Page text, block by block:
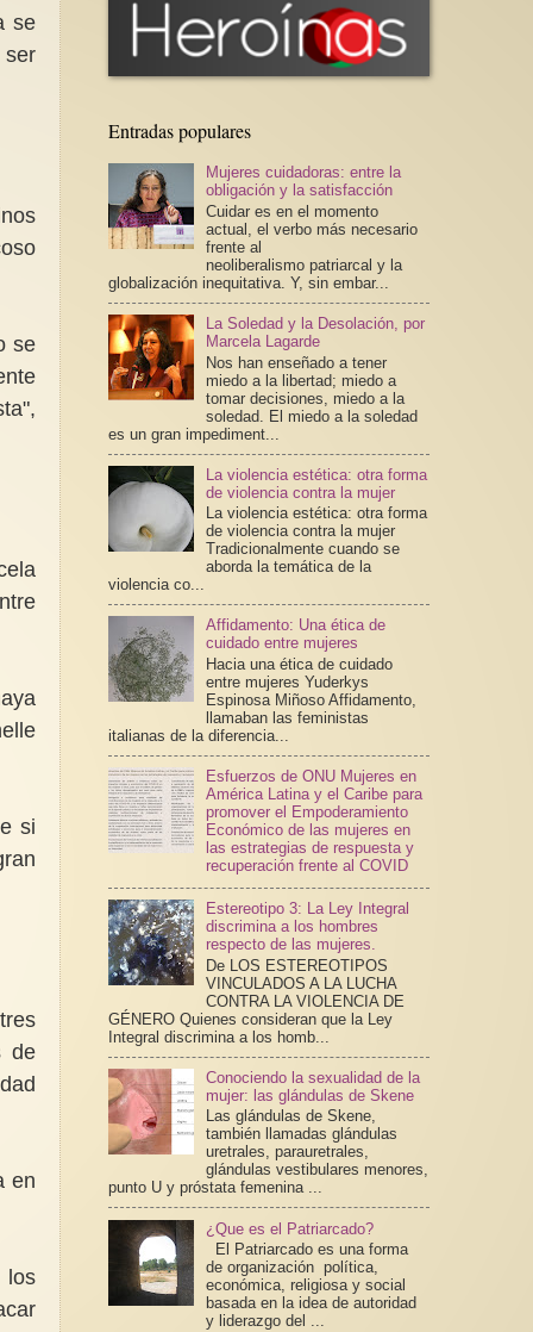
se
ser
se
si
de
en
los
Entradas populares
Mujeres cuidadoras: entre la
obligación y la satisfacción
Cuidar es en el momento
actual, el verbo más necesario
frente al
neoliberalismo patriarcal y la
globalización inequitativa. Y, sin embar...
La Soledad y la Desolación, por
Marcela Lagarde
Nos han enseñado a tener
miedo a la libertad; miedo a
tomar decisiones, miedo a la
soledad. El miedo a la soledad
es un gran impediment...
La violencia estética: otra forma
de violencia contra la mujer
La violencia estética: otra forma
de violencia contra la mujer
Tradicionalmente cuando se
aborda la temática de la
violencia co...
Affidamento: Una ética de
cuidado entre mujeres
Hacia una ética de cuidado
entre mujeres Yuderkys
Espinosa Miñoso Affidamento,
llamaban las feministas
italianas de la diferencia...
Esfuerzos de ONU Mujeres en
América Latina y el Caribe para
promover el Empoderamiento
Económico de las mujeres en
las estrategias de respuesta y
recuperación frente al COVID
Estereotipo 3: La Ley Integral
discrimina a los hombres
respecto de las mujeres.
De LOS ESTEREOTIPOS
VINCULADOS A LA LUCHA
CONTRA LA VIOLENCIA DE
GÉNERO Quienes consideran que la Ley
Integral discrimina a los homb...
Conociendo la sexualidad de la
mujer: las glándulas de Skene
Las glándulas de Skene,
también llamadas glándulas
uretrales, parauretrales,
glándulas vestibulares menores,
punto U y próstata femenina ...
¿Que es el Patriarcado?
El Patriarcado es una forma
de organización política,
económica, religiosa y social
basada en la idea de autoridad
y liderazgo del ...